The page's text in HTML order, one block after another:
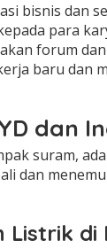
bisnis dan
para
forum
baru dan
dan
suram,
dan
Listrik di